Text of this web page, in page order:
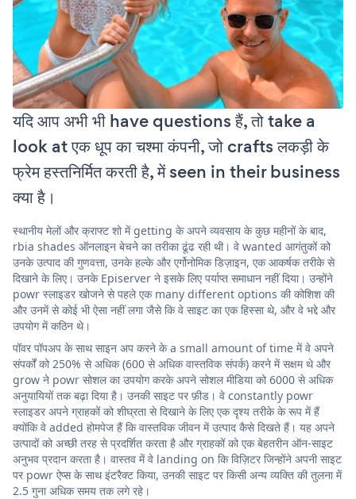
यदि आप अभी भी have questions हैं, तो take a
look at एक धूप का चश्मा कंपनी, जो crafts लकड़ी के
फ्रेम हस्तनिर्मित करती है, में seen in their business
क्या है।
स्थानीय मेलों और क्राफ्ट शो में getting के अपने व्यवसाय के कुछ महीनों के बाद,
rbia shades ऑनलाइन बेचने का तरीका ढूंढ रही थी। वे wanted आगंतुकों को
उनके उत्पाद की गुणवत्ता, उनके हल्के और एर्गोनोमिक डिज़ाइन, एक आकर्षक तरीके से
दिखाने के लिए। उनके Episerver ने इसके लिए पर्याप्त समाधान नहीं दिया। उन्होंने
powr स्लाइडर खोजने से पहले एक many different options की कोशिश की
और उनमें से कोई भी ऐसा नहीं लगा जैसे कि वे साइट का एक हिस्सा थे, और वे भद्दे और
उपयोग में कठिन थे।
पॉवर पॉपअप के साथ साइन अप करने के a small amount of time में वे अपने
संपर्कों को 250% से अधिक (600 से अधिक वास्तविक संपर्क) करने में सक्षम थे और
grow ने powr सोशल का उपयोग करके अपने सोशल मीडिया को 6000 से अधिक
अनुयायियों तक बढ़ा दिया है। उनकी साइट पर फ़ीड। वे constantly powr
स्लाइडर अपने ग्राहकों को शीघ्रता से दिखाने के लिए एक दृश्य तरीके के रूप में हैं
क्योंकि वे added होमपेज हैं कि वास्तविक जीवन में उत्पाद कैसे दिखते हैं। यह अपने
उत्पादों को अच्छी तरह से प्रदर्शित करता है और ग्राहकों को एक बेहतरीन ऑन-साइट
अनुभव प्रदान करता है। वास्तव में वे landing on कि विज़िटर जिन्होंने अपनी साइट
पर powr ऐप्स के साथ इंटरैक्ट किया, उनकी साइट पर किसी अन्य व्यक्ति की तुलना में
2.5 गुना अधिक समय तक लगे रहे।